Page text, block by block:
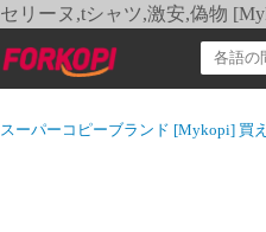
セリーヌ,tシャツ,激安,偽物
スーパーコピーブランド [Mykopi] 買